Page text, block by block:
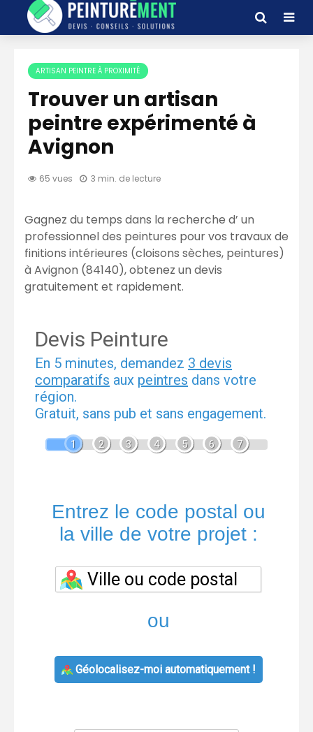
ARTISAN PEINTRE À PROXIMITÉ
Trouver un artisan
peintre expérimenté à
Avignon
65 vues 3 min. de lecture
Gagnez du temps dans la recherche d’ un
professionnel des peintures pour vos travaux de
finitions intérieures (cloisons sèches, peintures)
à Avignon (84140), obtenez un devis
gratuitement et rapidement.
Devis Peinture
En 5 minutes, demandez 3 devis
comparatifs aux peintres dans votre
région.
Gratuit, sans pub et sans engagement.
1 2 3 4 5 6 7
Entrez le code postal ou
la ville de votre projet :
ou
Géolocalisez-moi automatiquement !